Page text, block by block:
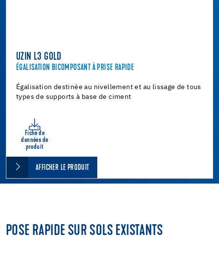
UZIN L3 GOLD
ÉGALISATION BICOMPOSANT À PRISE RAPIDE
Égalisation destinée au nivellement et au lissage de tous
types de supports à base de ciment
Fiche de
données de
produit
AFFICHER LE PRODUIT
POSE RAPIDE SUR SOLS EXISTANTS